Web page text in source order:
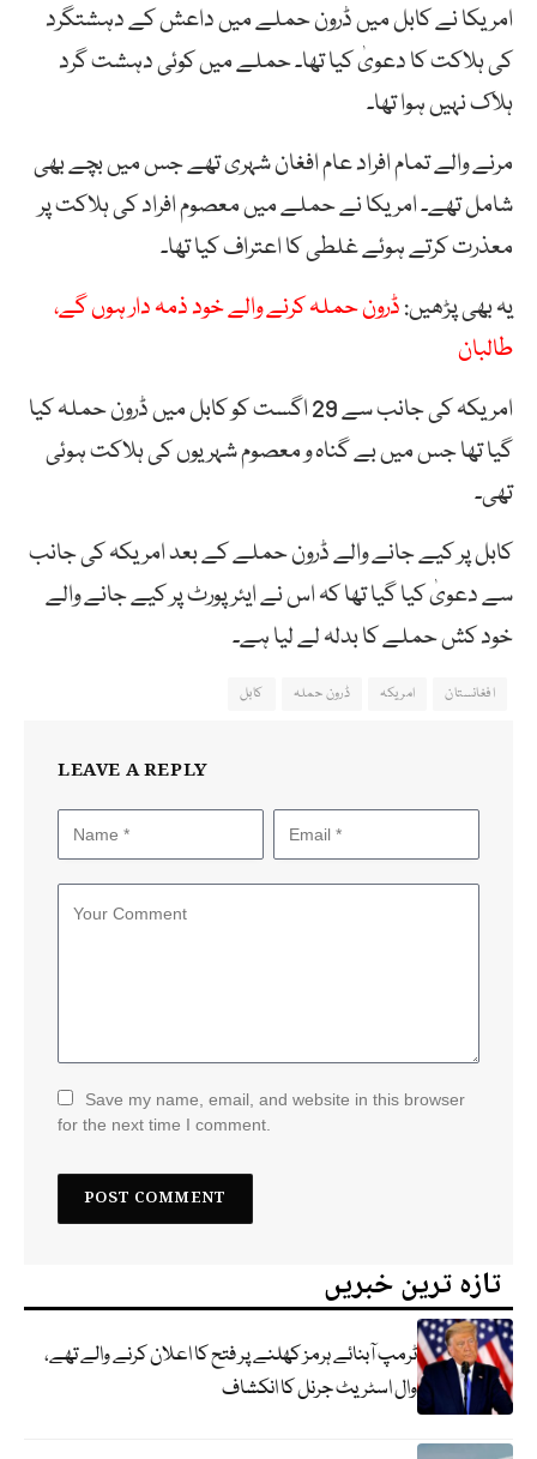
امریکا نے کابل میں ڈرون حملے میں داعش کے دہشتگرد
کی ہلاکت کا دعویٰ کیا تھا۔ حملے میں کوئی دہشت گرد
ہلاک نہیں ہوا تھا۔
مرنے والے تمام افراد عام افغان شہری تھے جس میں بچے بھی
شامل تھے۔ امریکا نے حملے میں معصوم افراد کی ہلاکت پر
معذرت کرتے ہوئے غلطی کا اعتراف کیا تھا۔
یہ بھی پڑھیں:ڈرون حملہ کرنے والے خود ذمہ دار ہوں گے،
طالبان
امریکہ کی جانب سے 29 اگست کو کابل میں ڈرون حملہ کیا
گیا تھا جس میں بے گناہ و معصوم شہریوں کی ہلاکت ہوئی
تھی۔
کابل پر کیے جانے والے ڈرون حملے کے بعد امریکہ کی جانب
سے دعویٰ کیا گیا تھا کہ اس نے ایئرپورٹ پر کیے جانے والے
خود کش حملے کا بدلہ لے لیا ہے۔
افغانستان امریکہ ڈرون حملہ کابل
LEAVE A REPLY
Save my name, email, and website in this browser
for the next time I comment.
تازہ ترین خبریں
ٹرمپ آبنائے ہرمز کھلنے پر فتح کا اعلان کرنے والے تھے،
وال اسٹریٹ جرنل کا انکشاف